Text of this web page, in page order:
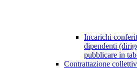
Incarichi
dipendenti
pubblicare in
Contrattazione